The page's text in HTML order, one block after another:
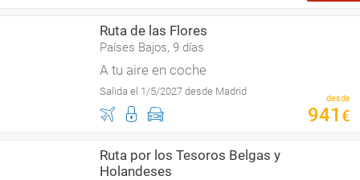
Ruta de las Flores
Países Bajos, 9 días
A tu aire en coche
Salida el 1/5/2027 desde Madrid
desde
941 €
Ruta por los Tesoros Belgas y
Holandeses